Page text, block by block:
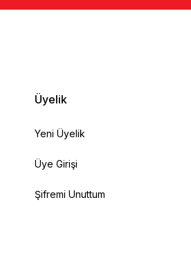
Üyelik
Yeni Üyelik
Üye Girişi
Şifremi Unuttum